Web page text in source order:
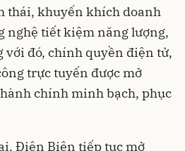
thái, khuyến khích doanh
nghệ tiết kiệm năng lượng,
với đó, chính quyền điện tử,
trực tuyến được mở
chính minh bạch, phục
Điện Biên tiếp tục mở